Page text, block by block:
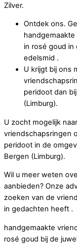
Zilver.
Ontdek ons.
in rosé goud in
edelsmid .
U krijgt bij ons
peridoot dan
(Limburg).
U zocht mogelijk
vriendschapsringen
peridoot in de
Bergen (Limburg).
Wil u meer weten
aanbieden? Onze
zoeken van de
in gedachten heeft .
handgemaakte
rosé goud bij de